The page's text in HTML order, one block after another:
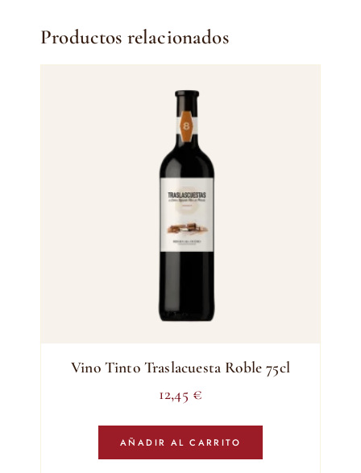
Productos relacionados
Vino Tinto Traslacuesta Roble 75cl
12,45 €
AÑADIR AL CARRITO